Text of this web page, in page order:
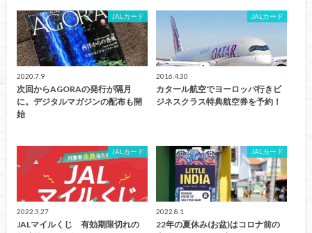
JALカード
2020.7.9
次回からAGORAの発行が隔月
に。デジタルマガジンの配布も開
始
JALカード
2016.4.30
カタール航空でヨーロッパ行きビ
ジネスクラス特典航空券を予約！
JALカード
2022.3.27
JALマイルくじ 有効期限切れの
JALカード
2022.8.1
22年の夏休み(お盆)はコロナ前の